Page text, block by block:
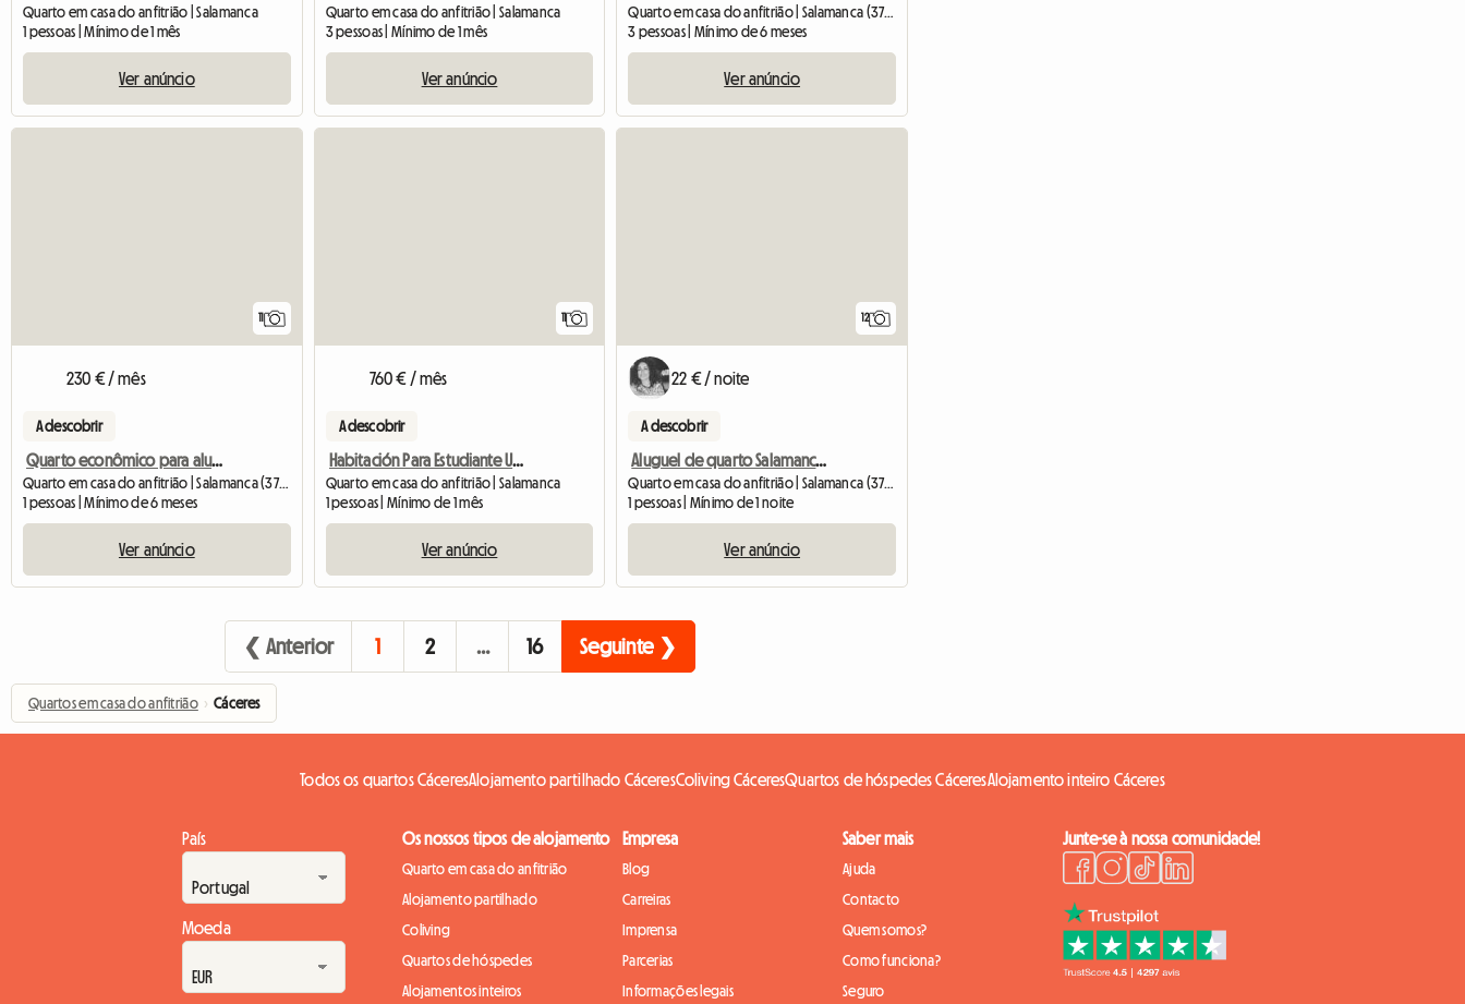
Quarto em casa do anfitrião | Salamanca
1 pessoas | Mínimo de 1 mês
Ver anúncio
Quarto em casa do anfitrião | Salamanca
3 pessoas | Mínimo de 1 mês
Ver anúncio
Quarto em casa do anfitrião | Salamanca (37003) | 90 M2
3 pessoas | Mínimo de 6 meses
Ver anúncio
230 € / mês
A descobrir
Quarto econômico para alugar
Quarto em casa do anfitrião | Salamanca (37003) | 230 M2
1 pessoas | Mínimo de 6 meses
Ver anúncio
760 € / mês
A descobrir
Habitación Para Estudiante Universitario
Quarto em casa do anfitrião | Salamanca
1 pessoas | Mínimo de 1 mês
Ver anúncio
12
22 € / noite
A descobrir
Aluguel de quarto Salamanca, Aluguel de quarto
Quarto em casa do anfitrião | Salamanca (37003)
1 pessoas | Mínimo de 1 noite
Ver anúncio
❮ Anterior 1 2 … 16 Seguinte ❯
Quartos em casa do anfitrião › Cáceres
Todos os quartos CáceresAlojamento partilhado CáceresColiving CáceresQuartos de hóspedes CáceresAlojamento inteiro Cáceres
País
Moeda
Os nossos tipos de alojamento
Quarto em casa do anfitrião
Alojamento partilhado
Coliving
Quartos de hóspedes
Alojamentos inteiros
Empresa
Blog
Carreiras
Imprensa
Parcerias
Informações legais
Saber mais
Ajuda
Contacto
Quem somos?
Como funciona?
Seguro
Junte-se à nossa comunidade!